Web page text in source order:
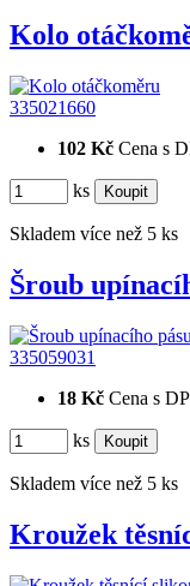
Kolo
335021660
102 Kč Cena s
ks
Skladem více než 5 ks
Šroub
335059031
18 Kč Cena s
ks
Skladem více než 5 ks
Kroužek